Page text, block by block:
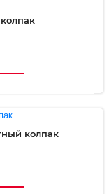
колпак